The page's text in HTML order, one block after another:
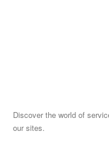
Discover the world of
our sites.